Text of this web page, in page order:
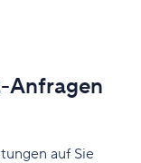
Anfragen
auf Sie